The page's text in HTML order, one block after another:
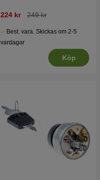
224 kr 249 kr
Best. vara. Skickas om 2-5
vardagar
Köp